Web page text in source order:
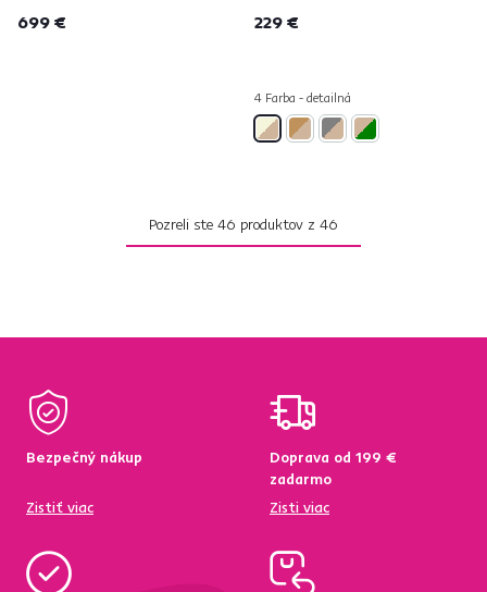
699 € 229 €
4 Farba - detailná
Pozreli ste 46 produktov z 46
Bezpečný nákup
Zistiť viac
Doprava od 199 €
zadarmo
Zisti viac